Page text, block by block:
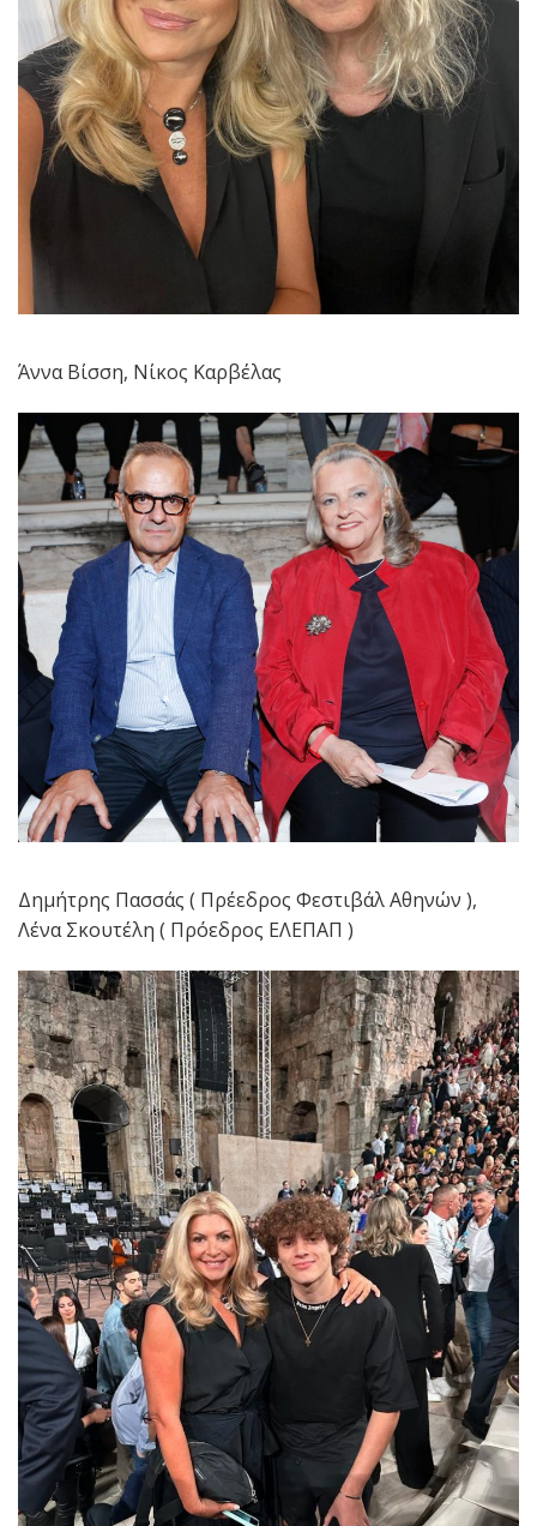
Άννα Βίσση, Νίκος Καρβέλας
Δημήτρης Πασσάς ( Πρέεδρος Φεστιβάλ Αθηνών ),
Λένα Σκουτέλη ( Πρόεδρος ΕΛΕΠΑΠ )